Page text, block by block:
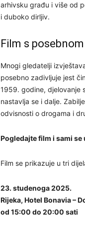
arhivsku građu i više od
i duboko dirljiv.
Film s
Mnogi gledatelji
posebno zadivljuje jest
1959. godine, djelovanje
nastavlja se i dalje.
odvisnosti o drogama i
Pogledajte film i sami se
Film se prikazuje u tri
23. studenoga 2025.
Rijeka, Hotel Bonavia –
od 15:00 do 20:00 sati